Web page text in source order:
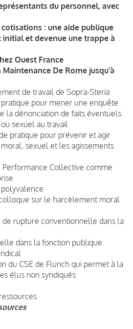
du personnel, avec
: une aide publique
et devenue une trappe à
Ouest France
De Rome jusqu’à
de travail de Sopra-Steria
pour mener une enquête
la dénonciation de faits éventuels
sexuel au travail
pratique pour prévenir et agir
sexuel et les agissements
Performance Collective comme
polyvalence
sur le harcèlement moral
rupture conventionnelle dans la
dans la fonction publique
du CSE de Flunch qui permet à la
élus non syndiqués